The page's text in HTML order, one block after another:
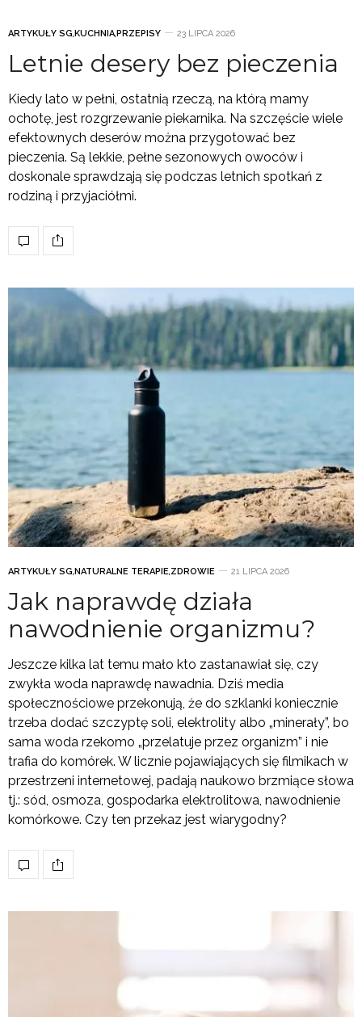
ARTYKUŁY SG,KUCHNIA,PRZEPISY 23 LIPCA 2026
Letnie desery bez pieczenia
Kiedy lato w pełni, ostatnią rzeczą, na którą mamy
ochotę, jest rozgrzewanie piekarnika. Na szczęście wiele
efektownych deserów można przygotować bez
pieczenia. Są lekkie, pełne sezonowych owoców i
doskonale sprawdzają się podczas letnich spotkań z
rodziną i przyjaciółmi.
ARTYKUŁY SG,NATURALNE TERAPIE,ZDROWIE 21 LIPCA 2026
Jak naprawdę działa
nawodnienie organizmu?
Jeszcze kilka lat temu mało kto zastanawiał się, czy
zwykła woda naprawdę nawadnia. Dziś media
społecznościowe przekonują, że do szklanki koniecznie
trzeba dodać szczyptę soli, elektrolity albo „minerały”, bo
sama woda rzekomo „przelatuje przez organizm” i nie
trafia do komórek. W licznie pojawiających się filmikach w
przestrzeni internetowej, padają naukowo brzmiące słowa
tj.: sód, osmoza, gospodarka elektrolitowa, nawodnienie
komórkowe. Czy ten przekaz jest wiarygodny?